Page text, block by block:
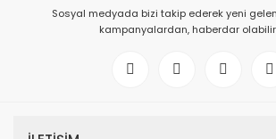
Sosyal medyada bizi takip ederek yeni
kampanyalardan, haberdar